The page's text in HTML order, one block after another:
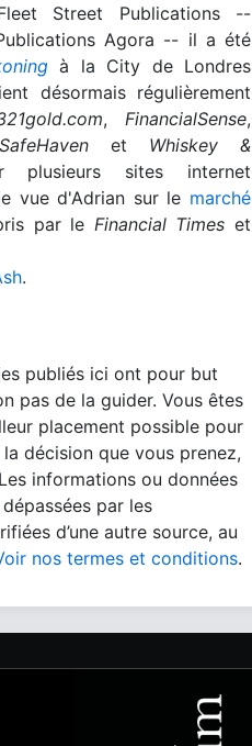
Street Publications --
Agora -- il a été
à la City de Londres
désormais régulièrement
, FinancialSense,
SafeHaven et Whiskey &
sites internet
vue d'Adrian sur le marché
par le Financial Times et
.
publiés ici ont pour but
pas de la guider. Vous êtes
placement possible pour
décision que vous prenez,
informations ou données
par les
d’une autre source, au
nos termes et conditions.